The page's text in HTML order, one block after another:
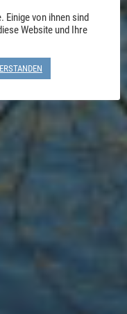
Einige von ihnen sind
Website und Ihre